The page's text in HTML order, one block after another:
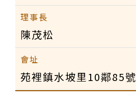
陳茂松
苑裡鎮水坡里10鄰85號